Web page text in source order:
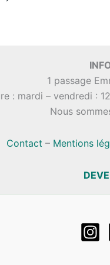
1 passage
: mardi – vendredi :
Nous
Contact – Mentions